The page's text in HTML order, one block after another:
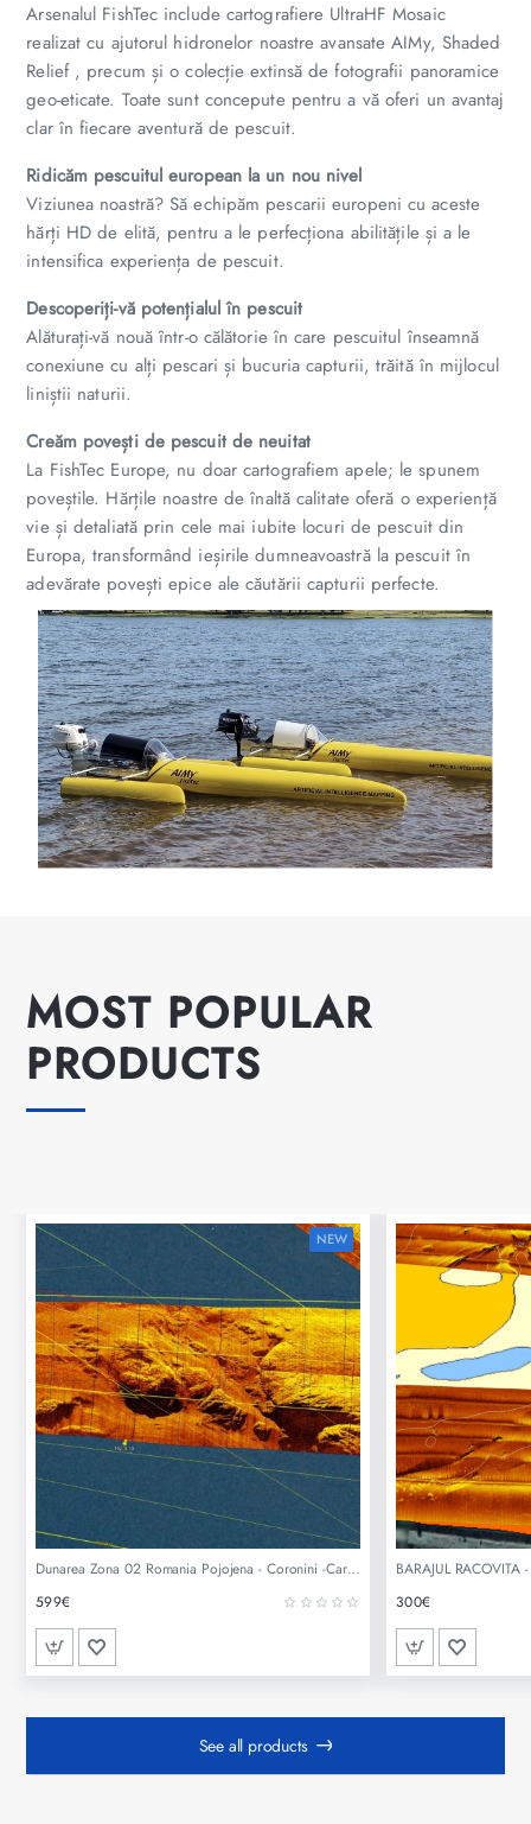
Arsenalul FishTec include cartografiere UltraHF Mosaic
realizat cu ajutorul hidronelor noastre avansate AIMy, Shaded
Relief , precum și o colecție extinsă de fotografii panoramice
geo-eticate. Toate sunt concepute pentru a vă oferi un avantaj
clar în fiecare aventură de pescuit.
Ridicăm pescuitul european la un nou nivel
Viziunea noastră? Să echipăm pescarii europeni cu aceste
hărți HD de elită, pentru a le perfecționa abilitățile și a le
intensifica experiența de pescuit.
Descoperiți-vă potențialul în pescuit
Alăturați-vă nouă într-o călătorie în care pescuitul înseamnă
conexiune cu alți pescari și bucuria capturii, trăită în mijlocul
liniștii naturii.
Creăm povești de pescuit de neuitat
La FishTec Europe, nu doar cartografiem apele; le spunem
poveștile. Hărțile noastre de înaltă calitate oferă o experiență
vie și detaliată prin cele mai iubite locuri de pescuit din
Europa, transformând ieșirile dumneavoastră la pescuit în
adevărate povești epice ale căutării capturii perfecte.
MOST POPULAR
PRODUCTS
NEW
Dunarea Zona 02 Romania Pojojena - Coronini -Cariera de piatra Sarbeasca
599€
300€
See all products